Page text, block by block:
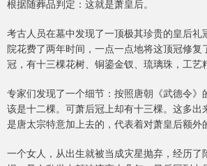
根据随葬品判定：这就是萧皇后。
考古人员在墓中发现了一顶极其珍贵的皇后礼
院花费了两年时间，一点一点地将这顶冠修复
冠，有十三棵花树、铜鎏金钗、琉璃珠，工艺
专家们发现了一个细节：按照唐朝《武德令》
该是十二棵。可萧后冠上却有十三棵。这多出
是唐太宗特意加上去的，代表着对萧皇后额外
一个女人，从出生就被当成灾星抛弃，经历了